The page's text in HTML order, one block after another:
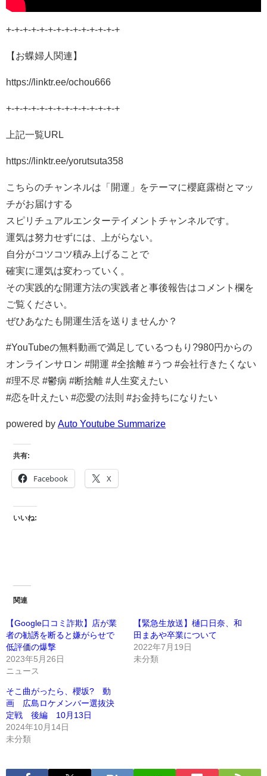
+-+-+-+-+-+-+-+-+-+-+-+-+-+
【お蝶婦人関連】
https://linktr.ee/ochou666
+-+-+-+-+-+-+-+-+-+-+-+-+-+
上記一覧URL
https://linktr.ee/yorutsuta358
こちらのチャンネルは「開運」をテーマに櫻庭露樹とマッ
チがお届けする
スピリチュアルエンターテイメントチャンネルです。
運気は努力せずには、上がらない。
自分がコツコツ積み上げることで
確実に運気は変わっていく。
その実践的な開運方法の実践者と事後報告はコメント欄を
ご覧ください。
ぜひあなたも開運生活を送りませんか？
#YouTubeの無料動画で満足しているつもり?980円からの
オンラインサロン #開運 #全捨離 #うつ #会社行きたくない
#理不尽 #鬱病 #断捨離 #人生変えたい
#恋を叶えたい #恋愛の法則 #お金持ちになりたい
powered by Auto Youtube Summarize
共有:
Facebook X
いいね:
関連
【Google口コミ詐欺】店が業
者の勧誘を断ると嫌がらせで
低評価の爆撃
2023年5月26日
ニュース
【緊急生放送】樋口日奈、和
田まあや卒業について
2022年7月19日
未分類
そこ曲がったら、櫻坂? 動
画 広島ロケメンバー選抜決
定戦 後編 10月13日
2024年10月14日
未分類